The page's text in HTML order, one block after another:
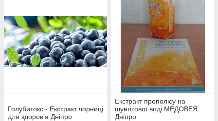
Голубитокс - Екстракт чорниці
для здоров'я Дніпро
Екстракт прополісу на
шунгітової воді МЕДОВЕЯ
Дніпро